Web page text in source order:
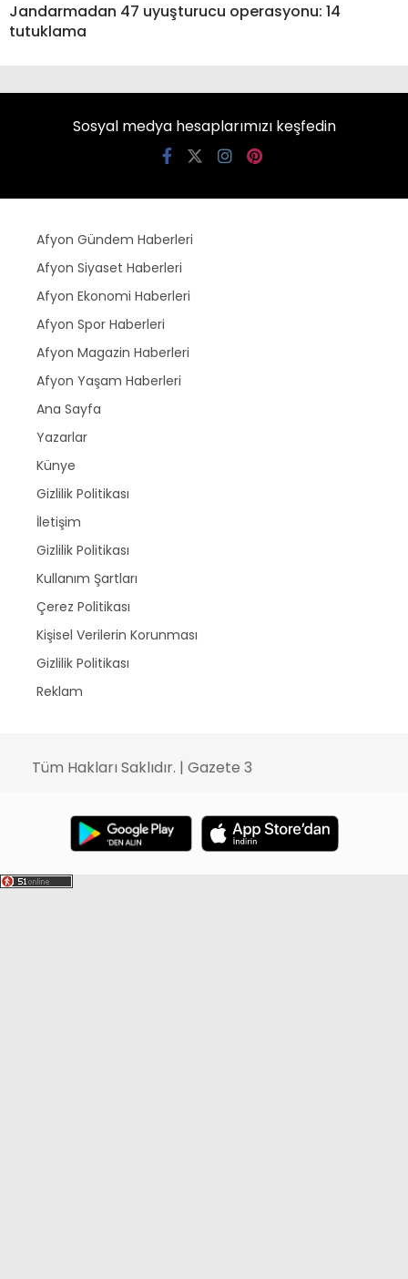
Jandarmadan 47 uyuşturucu operasyonu: 14
tutuklama
Sosyal medya hesaplarımızı keşfedin
Afyon Gündem Haberleri
Afyon Siyaset Haberleri
Afyon Ekonomi Haberleri
Afyon Spor Haberleri
Afyon Magazin Haberleri
Afyon Yaşam Haberleri
Ana Sayfa
Yazarlar
Künye
Gizlilik Politikası
İletişim
Gizlilik Politikası
Kullanım Şartları
Çerez Politikası
Kişisel Verilerin Korunması
Gizlilik Politikası
Reklam
Tüm Hakları Saklıdır. | Gazete 3